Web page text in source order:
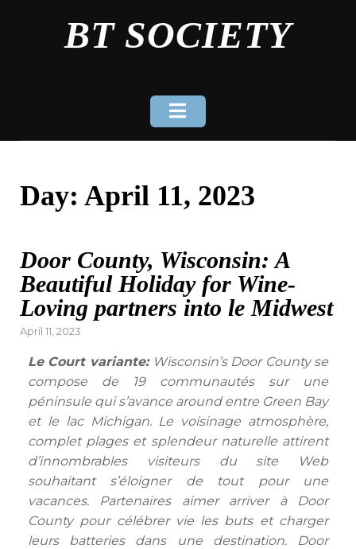
BT SOCIETY
Day: April 11, 2023
Door County, Wisconsin: A
Beautiful Holiday for Wine-
Loving partners into le Midwest
Posted
April 11, 2023
Le Court variante: Wisconsin’s Door County se
compose de 19 communautés sur une
péninsule qui s’avance around entre Green Bay
et le lac Michigan. Le voisinage atmosphère,
complet plages et splendeur naturelle attirent
d’innombrables visiteurs du site Web
souhaitant s’éloigner de tout pour une
vacances. Partenaires aimer arriver à Door
County pour célébrer vie les buts et charger
leurs batteries dans une destination. Door